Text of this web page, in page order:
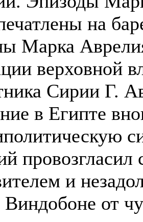
на
Марка
верховной
Сирии Г.
в Египте
и
Виндобоне от